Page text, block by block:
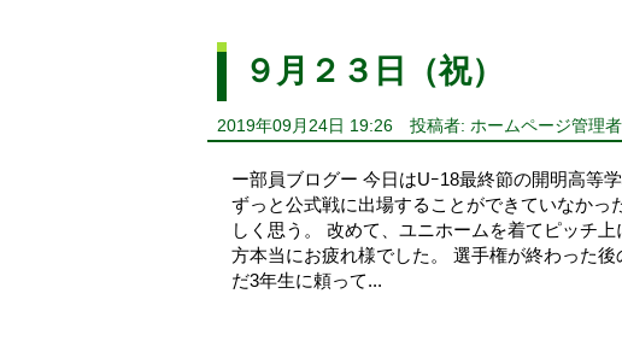
９月２３日（祝）
2019年09月24日 19:26 投稿者: ホームページ管理者
ー部員ブログー 今日はUｰ18最終節の開明高等
ずっと公式戦に出場することができていなか
しく思う。 改めて、ユニホームを着てピッチ
方本当にお疲れ様でした。 選手権が終わった
だ3年生に頼って...